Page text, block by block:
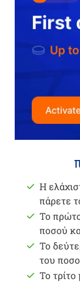
Η
πάρετε
Το
ποσού
Το
του
Το τρίτο